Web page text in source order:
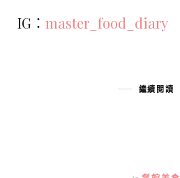
IG： master_food_diary
繼續閱讀